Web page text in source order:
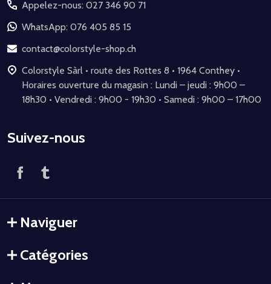
pied
de
page
Appelez-nous: 027 346 90 71
WhatsApp: 076 405 85 15
contact@colorstyle-shop.ch
Colorstyle Sàrl • route des Rottes 8 • 1964 Conthey •
Horaires ouverture du magasin : Lundi – jeudi : 9h00 –
18h30 • Vendredi : 9h00 - 19h30 • Samedi : 9h00 – 17h00
Suivez-nous
Naviguer
Catégories